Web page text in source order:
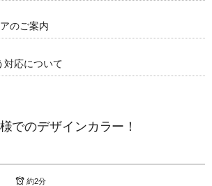
のご案内
対応について
でのデザインカラー！
約2分